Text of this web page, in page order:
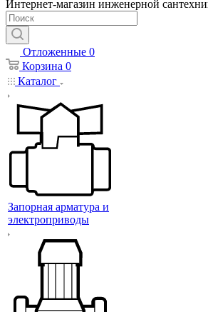
Интернет-магазин инженерной
Отложенные 0
Корзина 0
Каталог
Запорная арматура и
электроприводы